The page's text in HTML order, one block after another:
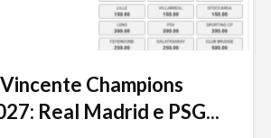
Champions
Real Madrid e PSG...